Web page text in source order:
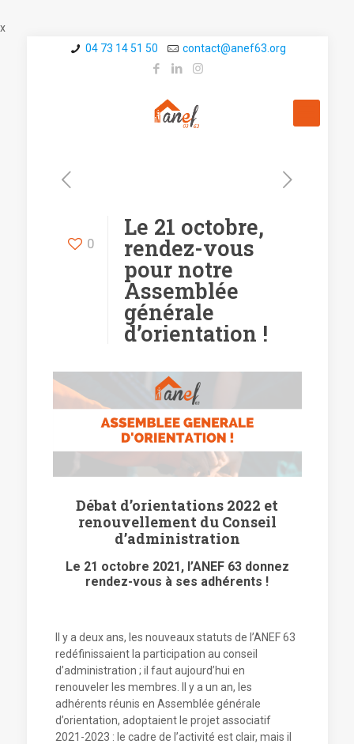
x
04 73 14 51 50
contact@a­nef63.org
0
Le 21 octobre,
rendez-vous
pour notre
Assemblée
générale
d’orientation !
Débat d’orientations 2022 et
renouvellement du Conseil
d’administration
Le 21 octobre 2021, l’ANEF 63 donnez
rendez-vous à ses adhérents !
Il y a deux ans, les nouveaux statuts de l’ANEF 63
redéfinissaient la participation au conseil
d’administration ; il faut aujourd’hui en
renouveler les membres. Il y a un an, les
adhérents réunis en Assemblée générale
d’orientation, adoptaient le projet associatif
2021-2023 : le cadre de l’activité est clair, mais il